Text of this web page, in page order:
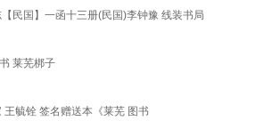
【民国】一函十三册(民国)李钟豫 线装书局
莱芜梆子
王毓铨 签名赠送本《莱芜 图书